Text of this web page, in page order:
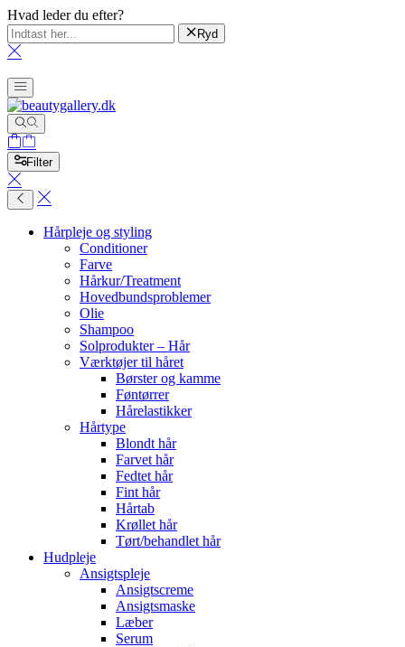
Hvad leder du efter?
Ryd
Filter
Hårpleje og styling
Conditioner
Farve
Hårkur/Treatment
Hovedbundsproblemer
Olie
Shampoo
Solprodukter – Hår
Værktøjer til håret
Børster og kamme
Føntørrer
Hårelastikker
Hårtype
Blondt hår
Farvet hår
Fedtet hår
Fint hår
Hårtab
Krøllet hår
Tørt/behandlet hår
Hudpleje
Ansigtspleje
Ansigtscreme
Ansigtsmaske
Læber
Serum